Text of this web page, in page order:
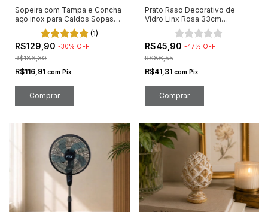
Sopeira com Tampa e Concha
aço inox para Caldos Sopas
(1)
R$129,90 -30% OFF
R$186,30
R$116,91 com Pix
Prato Raso Decorativo de
Vidro Linx Rosa 33cm
R$45,90 -47% OFF
R$86,55
R$41,31 com Pix